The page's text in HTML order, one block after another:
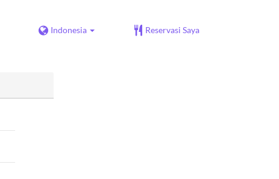
Indonesia Reservasi Saya